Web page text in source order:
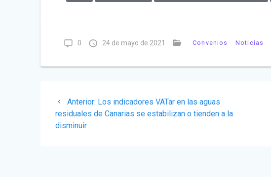
0 24 de mayo de 2021 Convenios Noticias
Navegación
de
Anterior: Post
anterior:
Los indicadores VATar en las aguas
residuales de Canarias se estabilizan o tienden a la
disminuir